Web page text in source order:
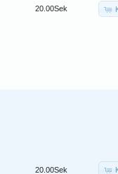
20.00Sek
20.00Sek